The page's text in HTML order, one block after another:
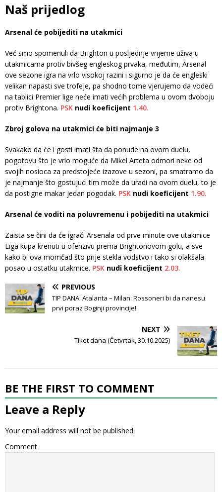
Naš prijedlog
Arsenal će pobijediti na utakmici
Već smo spomenuli da Brighton u posljednje vrijeme uživa u
utakmicama protiv bivšeg engleskog prvaka, međutim, Arsenal
ove sezone igra na vrlo visokoj razini i sigurno je da će engleski
velikan napasti sve trofeje, pa shodno tome vjerujemo da vodeći
na tablici Premier lige neće imati većih problema u ovom dvoboju
protiv Brightona. PSK nudi koeficijent 1.40.
Zbroj golova na utakmici će biti najmanje 3
Svakako da će i gosti imati šta da ponude na ovom duelu,
pogotovu što je vrlo moguće da Mikel Arteta odmori neke od
svojih nosioca za predstojeće izazove u sezoni, pa smatramo da
je najmanje što gostujući tim može da uradi na ovom duelu, to je
da postigne makar jedan pogodak. PSK nudi koeficijent 1.90.
Arsenal će voditi na poluvremenu i pobijediti na utakmici
Zaista se čini da će igrači Arsenala od prve minute ove utakmice
Liga kupa krenuti u ofenzivu prema Brightonovom golu, a sve
kako bi ova momčad što prije stekla vodstvo i tako si olakšala
posao u ostatku utakmice. PSK nudi koeficijent 2.03.
PREVIOUS
TIP DANA: Atalanta – Milan: Rossoneri bi da nanesu
prvi poraz Boginji provincije!
NEXT
Tiket dana (Četvrtak, 30.10.2025)
BE THE FIRST TO COMMENT
Leave a Reply
Your email address will not be published.
Comment